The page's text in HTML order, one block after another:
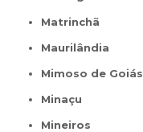
Matrinchã
Maurilândia
Mimoso de Goiás
Minaçu
Mineiros